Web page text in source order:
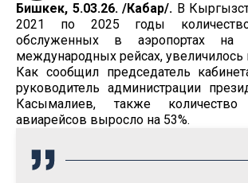
Бишкек, 5.03.26. /Кабар/. В
2021 по 2025 годы
обслуженных в аэропортах на
международных рейсах, увеличилось
Как сообщил председатель
руководитель администрации
Касымалиев, также
авиарейсов выросло на 53%.